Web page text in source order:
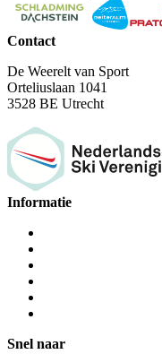
Contact
De Weerelt van Sport
Orteliuslaan 1041
3528 BE Utrecht
Informatie
Snel naar